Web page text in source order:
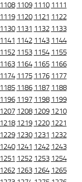
1108 1109 1110 1111
1119 1120 1121 1122
1130 1131 1132 1133
1141 1142 1143 1144
1152 1153 1154 1155
1163 1164 1165 1166
1174 1175 1176 1177
1185 1186 1187 1188
1196 1197 1198 1199
1207 1208 1209 1210
1218 1219 1220 1221
1229 1230 1231 1232
1240 1241 1242 1243
1251 1252 1253 1254
1262 1263 1264 1265